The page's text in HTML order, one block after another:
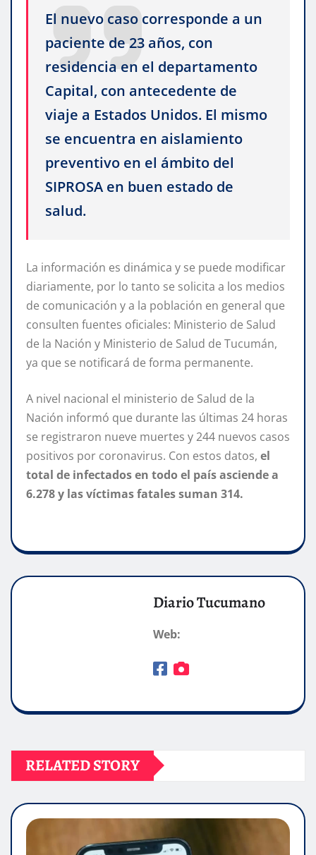
El nuevo caso corresponde a un
paciente de 23 años, con
residencia en el departamento
Capital, con antecedente de
viaje a Estados Unidos. El mismo
se encuentra en aislamiento
preventivo en el ámbito del
SIPROSA en buen estado de
salud.
La información es dinámica y se puede modificar
diariamente, por lo tanto se solicita a los medios
de comunicación y a la población en general que
consulten fuentes oficiales: Ministerio de Salud
de la Nación y Ministerio de Salud de Tucumán,
ya que se notificará de forma permanente.
A nivel nacional el ministerio de Salud de la
Nación informó que durante las últimas 24 horas
se registraron nueve muertes y 244 nuevos casos
positivos por coronavirus. Con estos datos, el
total de infectados en todo el país asciende a
6.278 y las víctimas fatales suman 314.
Diario Tucumano
Web:
RELATED STORY